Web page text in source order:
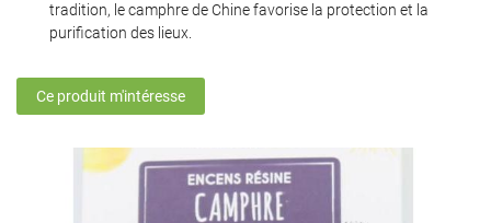
Recopier le code ci-contre
En cochant cette case, vous consentez à recevoir nos propositions commerciales à
l'adresse email indiqué ci-dessus. Vous pouvez vous désinscrire à tout moment en
tradition, le camphre de Chine favorise la protection et la
purification des lieux.
Ce produit m'intéresse